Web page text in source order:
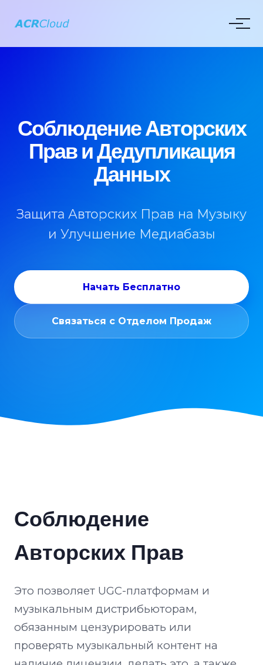
Соблюдение Авторских
Прав и Дедупликация
Данных
Защита Авторских Прав на Музыку
и Улучшение Медиабазы
Начать Бесплатно
Связаться с Отделом Продаж
Соблюдение
Авторских Прав
Это позволяет UGC-платформам и
музыкальным дистрибьюторам,
обязанным цензурировать или
проверять музыкальный контент на